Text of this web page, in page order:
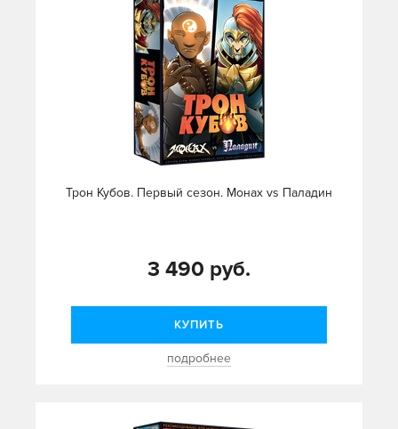
Трон Кубов. Первый сезон. Монах vs Паладин
3 490 руб.
КУПИТЬ
подробнее